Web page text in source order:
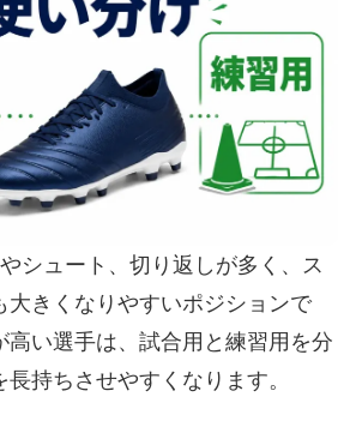
シュート、切り返しが多く、ス
大きくなりやすいポジションで
高い選手は、試合用と練習用を分
持ちさせやすくなります。